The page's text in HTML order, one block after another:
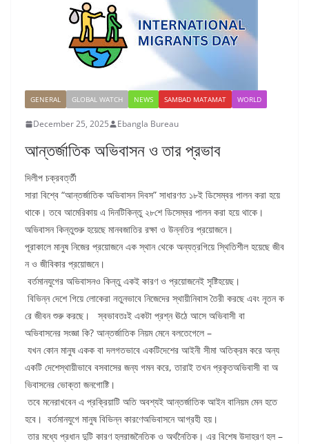
GENERAL GLOBAL WATCH NEWS SAMBAD MATAMAT WORLD
December 25, 2025 Ebangla Bureau
আন্তর্জাতিক অভিবাসন ও তার প্রভাব
দিলীপ চক্রবর্ত্তী
সারা বিশ্বে “আন্তর্জাতিক অভিবাসন দিবস” সাধারণত ১৮ই ডিসেম্বর পালন করা হয়ে
থাকে। তবে আমেরিকায় এ দিনটিকিন্তু ২৮শে ডিসেম্বর পালন করা হয়ে থাকে।
অভিবাসন কিন্তুশুরু হয়েছে মানবজাতির রক্ষা ও উন্নতির প্রয়োজনে।
পূরাকালে মানুষ নিজের প্রয়োজনে এক স্থান থেকে অন্যত্রগিয়ে স্থিতিশীল হয়েছে জীব
ন ও জীবিকার প্রয়োজনে।
বর্তমানযুগের অভিবাসনও কিন্তু একই কারণ ও প্রয়োজনেই সৃষ্টিহয়েছ।
বিভিন্ন দেশে গিয়ে লোকেরা নতুনভাবে নিজেদের স্থায়ীনিবাস তৈরী করছে এবং নূতন ক
রে জীবন শুরু করছে। স্বভাবতঃই একটা প্রশ্ন ঊঠে আসে অভিবাসী বা
অভিবাসনের সংজ্ঞা কি? আন্তর্জাতিক নিয়ম মেনে বলতেগেলে –
যখন কোন মানুষ একক বা দলগতভাবে একটিদেশের আইনী সীমা অতিক্রম করে অন্য
একটি দেশেস্থায়ীভাবে বসবাসের জন্য গমন করে, তারাই তখন প্রকৃতঅভিবাসী বা অ
ভিবাসনের ভোক্তা জনগোষ্টি।
তবে মনেরাখবেন এ প্রক্রিয়াটি অতি অবশ্যই আন্তর্জাতিক আইন বানিয়ম মেন হতে
হবে। বর্তমানযুগে মানুষ বিভিন্ন কারণেঅভিবাসনে আগ্রহী হয়।
তার মধ্যে প্রধান দুটি কারণ হলরাজনৈতিক ও অর্থনৈতিক। এর বিশেষ উদাহরণ হল –